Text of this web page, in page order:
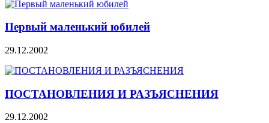
Первый маленький юбилей
29.12.2002
ПОСТАНОВЛЕНИЯ И РАЗЪЯСНЕНИЯ
29.12.2002